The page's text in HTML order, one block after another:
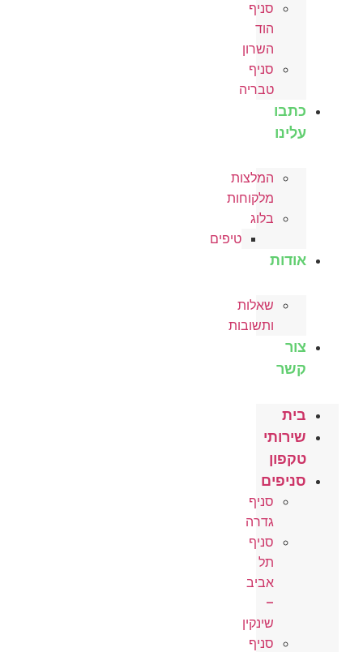
סניף
הוד
השרון
סניף
טבריה
כתבו
עלינו
המלצות
מלקוחות
בלוג
טיפים
אודות
שאלות
ותשובות
צור
קשר
בית
שירותי
טקפון
סניפים
סניף
גדרה
סניף
תל
אביב
–
שינקין
סניף